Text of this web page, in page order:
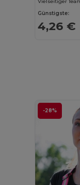
Günstigste:
4,26 €
-28%